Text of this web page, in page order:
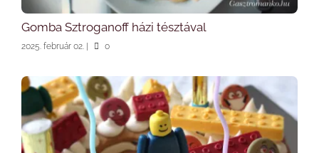
Gomba Sztroganoff házi tésztával
2025. február 02. | 0